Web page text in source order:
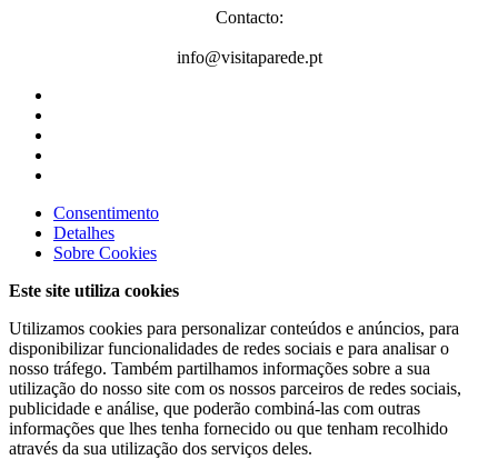
Contacto:
info@visitaparede.pt
Consentimento
Detalhes
Sobre Cookies
Este site utiliza cookies
Utilizamos cookies para personalizar conteúdos e anúncios, para
disponibilizar funcionalidades de redes sociais e para analisar o
nosso tráfego. Também partilhamos informações sobre a sua
utilização do nosso site com os nossos parceiros de redes sociais,
publicidade e análise, que poderão combiná-las com outras
informações que lhes tenha fornecido ou que tenham recolhido
através da sua utilização dos serviços deles.